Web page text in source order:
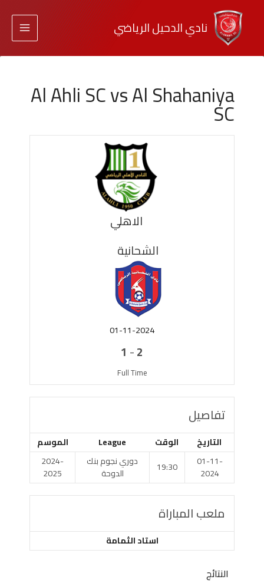
نادي الدحيل الرياضي
Al Ahli SC vs Al Shahaniya
SC
الاهلي
الشحانية
01-11-2024
2
-
1
Full Time
تفاصيل
التاريخ الوقت League
الموسم
01-11-
2024
19:30
دوري نجوم بنك
الدوحة
2024-
2025
ملعب المباراة
استاد الثمامة
النتائج